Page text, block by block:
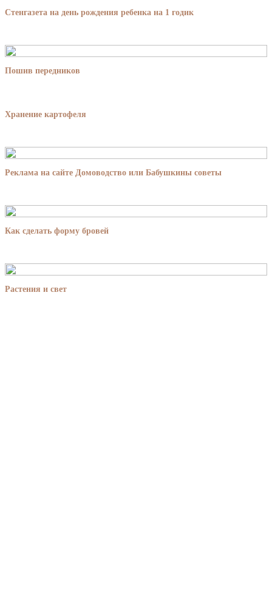
Стенгазета на день рождения ребенка на 1 годик
Пошив передников
Хранение картофеля
Реклама на сайте Домоводство или Бабушкины советы
Как сделать форму бровей
Растения и свет